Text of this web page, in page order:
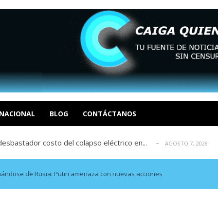
BLOG CONTÁCTANOS
apagones y promesas incumplidas... AGOSTO 6, 2026
de derechos humanos en el Minister... AGOSTO 6, 2026
un mercado impulsado por el auge de...
costo del colapso eléctrico en...
Por Dayana Cristina Duzoglou L. AGOSTO 6, 2026
apagones y promesas incumplidas... AGOSTO 6, 2026
de derechos humanos en el Minister... AGOSTO 6, 2026
un mercado impulsado por el auge de... AGOSTO 6, 2026
costo del colapso eléctrico en...
de Rusia: Putin amenaza con nuevas acciones